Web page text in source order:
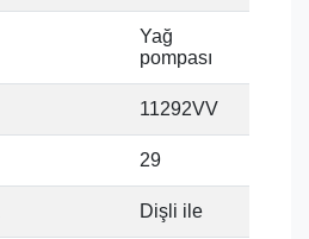
Yağ
pompası
11292VV
29
Dişli ile